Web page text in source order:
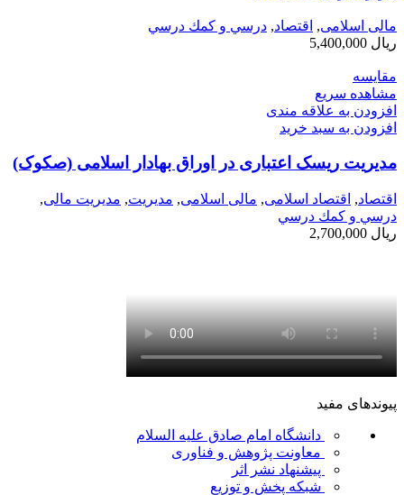
مالی اسلامی, اقتصاد, درسي و كمك درسي
ریال
مقایسه
مشاهده سریع
افزودن به علاقه مندی
افزودن به سبد خرید
مدیریت ریسک اعتباری در اوراق بهادار اسلامی (صکوک)
اقتصاد, اقتصاد اسلامی, مالی اسلامی, مديريت, مدیریت مالی,
درسي و كمك درسي
ریال
پیوندهای مفید
دانشگاه امام صادق علیه السلام
معاونت پژوهش و فناوری
پیشنهاد نشر اثر
شبکه پخش و توزیع